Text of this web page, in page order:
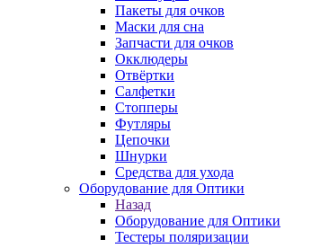
Пакеты для очков
Маски для сна
Запчасти для очков
Окклюдеры
Отвёртки
Салфетки
Стопперы
Футляры
Цепочки
Шнурки
Средства для ухода
Оборудование для Оптики
Назад
Оборудование для Оптики
Тестеры поляризации